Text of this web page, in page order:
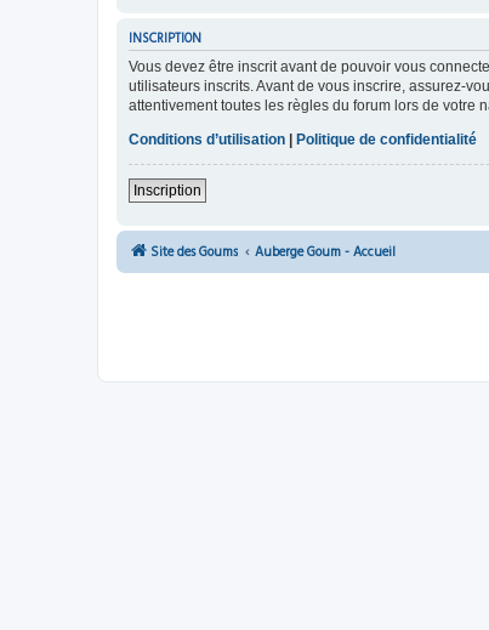
INSCRIPTION
Vous devez être inscrit avant de pouvoir vous
utilisateurs inscrits. Avant de vous inscrire, assurez-
attentivement toutes les règles du forum lors de votre
Conditions d’utilisation
Politique de confidentialité
Inscription
Site des Goums Auberge Goum - Accueil